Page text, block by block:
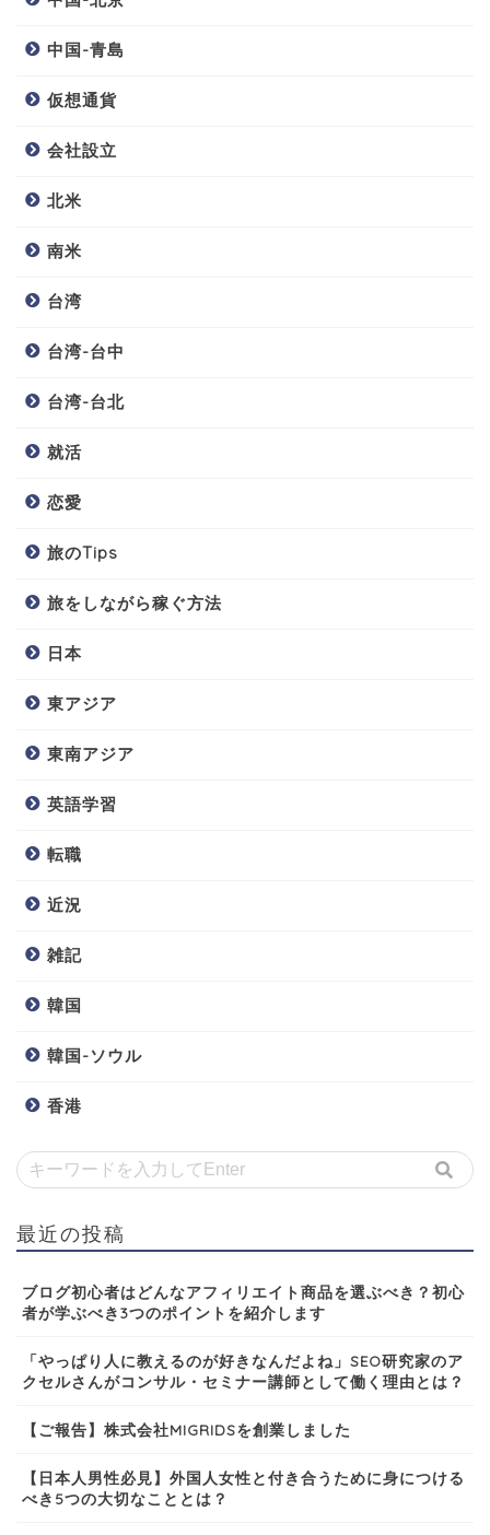
中国-青島
仮想通貨
会社設立
北米
南米
台湾
台湾-台中
台湾-台北
就活
恋愛
旅のTips
旅をしながら稼ぐ方法
日本
東アジア
東南アジア
英語学習
転職
近況
雑記
韓国
韓国-ソウル
香港
最近の投稿
ブログ初心者はどんなアフィリエイト商品を選ぶべき？初心
者が学ぶべき3つのポイントを紹介します
「やっぱり人に教えるのが好きなんだよね」SEO研究家のア
クセルさんがコンサル・セミナー講師として働く理由とは？
【ご報告】株式会社MIGRIDSを創業しました
【日本人男性必見】外国人女性と付き合うために身につける
べき5つの大切なこととは？